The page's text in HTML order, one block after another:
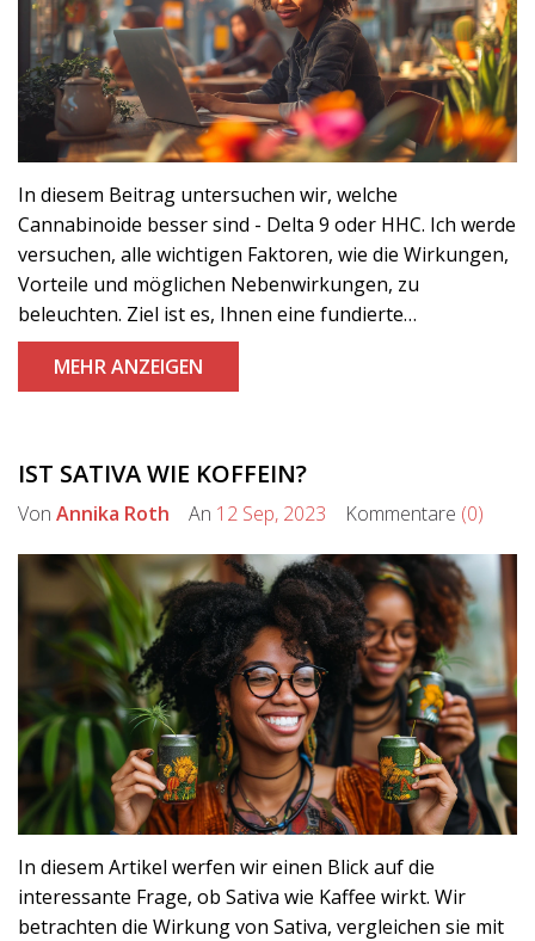
In diesem Beitrag untersuchen wir, welche
Cannabinoide besser sind - Delta 9 oder HHC. Ich werde
versuchen, alle wichtigen Faktoren, wie die Wirkungen,
Vorteile und möglichen Nebenwirkungen, zu
beleuchten. Ziel ist es, Ihnen eine fundierte
Entscheidung zu ermöglichen. Denken Sie immer daran,
dass die Wirkung von Cannabinoiden auf jede Person
eintauchen.
MEHR ANZEIGEN
IST SATIVA WIE KOFFEIN?
Von Annika Roth An 12 Sep, 2023 Kommentare (0)
In diesem Artikel werfen wir einen Blick auf die
interessante Frage, ob Sativa wie Kaffee wirkt. Wir
betrachten die Wirkung von Sativa, vergleichen sie mit